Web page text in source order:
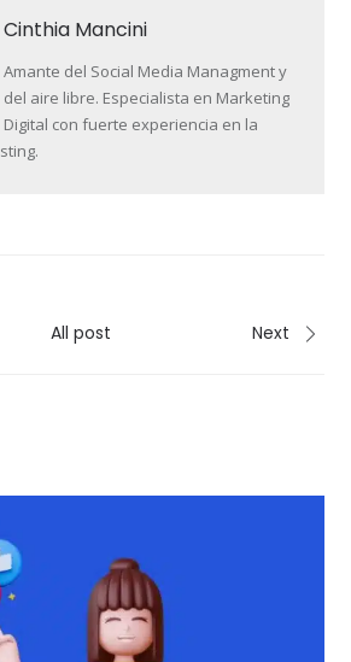
Cinthia Mancini
Amante del Social Media Managment y
del aire libre. Especialista en Marketing
Digital con fuerte experiencia en la
All post Next